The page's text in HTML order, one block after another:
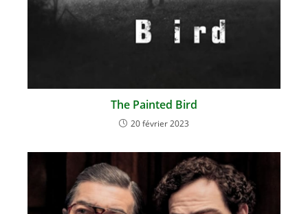
The Painted Bird
20 février 2023